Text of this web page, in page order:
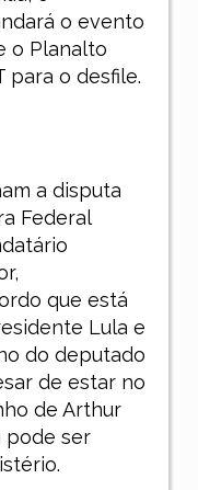
o evento
o Planalto
para o desfile.
a disputa
Federal
que está
Lula e
do deputado
de estar no
de Arthur
pode ser